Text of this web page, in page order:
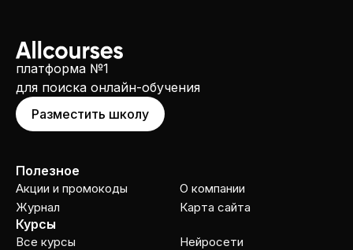
платформа №1
для поиска онлайн-обучения
Разместить школу
Полезное
Акции и промокоды
Журнал
О компании
Карта сайта
Курсы
Все курсы
Нейросети